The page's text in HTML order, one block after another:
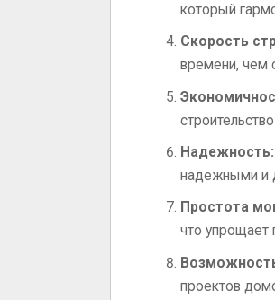
который
Скорость
времени, чем
Надежность:
надежными и
Простота
что упрощает
проектов